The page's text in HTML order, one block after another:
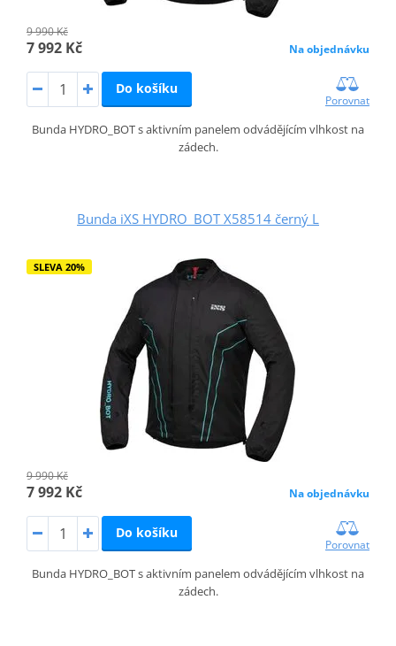
9 990 Kč
7 992 Kč Na objednávku
Do košíku
Porovnat
Bunda HYDRO_BOT s aktivním panelem odvádějícím vlhkost na
zádech.
Bunda iXS HYDRO_BOT X58514 černý L
SLEVA 20%
9 990 Kč
7 992 Kč Na objednávku
Do košíku
Porovnat
Bunda HYDRO_BOT s aktivním panelem odvádějícím vlhkost na
zádech.